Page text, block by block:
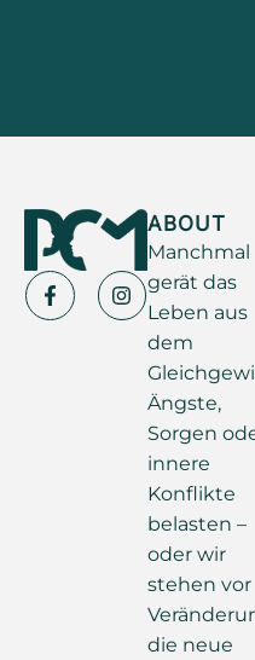
ABOUT
Manchmal
gerät das
Leben aus
dem
Ängste,
Sorgen
innere
Konflikte
belasten –
oder wir
stehen vor
die neue